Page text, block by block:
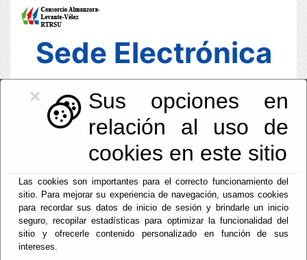
×
Sus opciones en
relación al uso de
cookies en este sitio
Las cookies son importantes para el correcto funcionamiento del
sitio. Para mejorar su experiencia de navegación, usamos cookies
para recordar sus datos de inicio de sesión y brindarle un inicio
seguro, recopilar estadísticas para optimizar la funcionalidad del
sitio y ofrecerle contenido personalizado en función de sus
intereses.
Sede Electrónica